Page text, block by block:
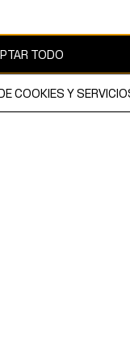
TODO
COOKIES Y